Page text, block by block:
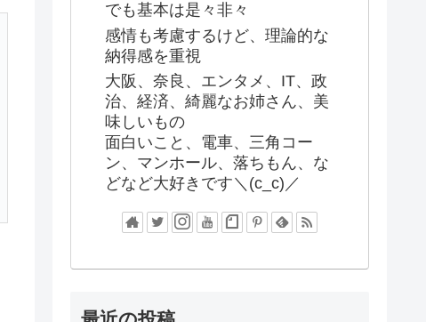
でも基本は是々非々
感情も考慮するけど、理論的な
納得感を重視
大阪、奈良、エンタメ、IT、政
治、経済、綺麗なお姉さん、美
味しいもの
面白いこと、電車、三角コー
ン、マンホール、落ちもん、な
どなど大好きです＼(c_c)／